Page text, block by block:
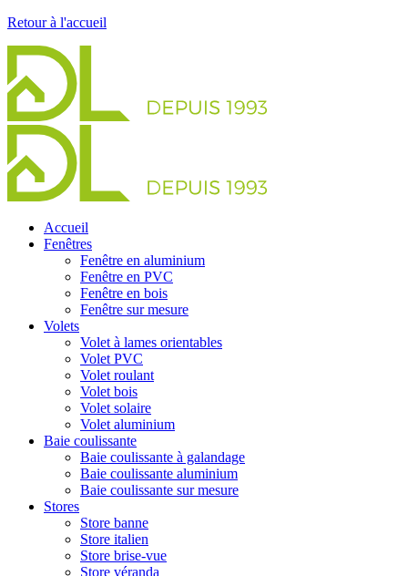
Retour à l'accueil
Accueil
Fenêtres
Fenêtre en aluminium
Fenêtre en PVC
Fenêtre en bois
Fenêtre sur mesure
Volets
Volet à lames orientables
Volet PVC
Volet roulant
Volet bois
Volet solaire
Volet aluminium
Baie coulissante
Baie coulissante à galandage
Baie coulissante aluminium
Baie coulissante sur mesure
Stores
Store banne
Store italien
Store brise-vue
Store véranda